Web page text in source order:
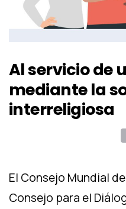
Alserviciode
mediantela
interreligiosa
El Consejo Mundial
Consejo para el